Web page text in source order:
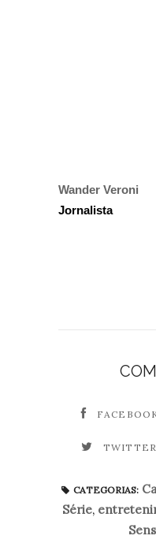
Wander Veroni
Jornalista
TWITTER
CATEGORIAS:
Série,